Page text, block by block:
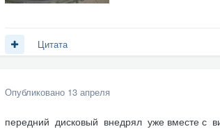
Цитата
Опубликовано 13 апреля
передний дисковый внедрял уже вместе с